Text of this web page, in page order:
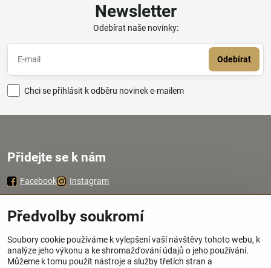
Newsletter
Odebírat naše novinky:
Odebírat
Chci se přihlásit k odběru novinek e-mailem
Přidejte se k nám
Facebook Instagram
Zavoláme Vám zpátky
Váš telefon*
Předvolby soukromí
Soubory cookie používáme k vylepšení vaší návštěvy tohoto webu, k
analýze jeho výkonu a ke shromažďování údajů o jeho používání.
Můžeme k tomu použít nástroje a služby třetích stran a